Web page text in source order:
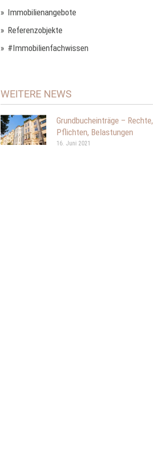
Immobilienangebote
Referenzobjekte
#Immobilienfachwissen
WEITERE NEWS
Grundbucheinträge – Rechte,
Pflichten, Belastungen
16. Juni 2021